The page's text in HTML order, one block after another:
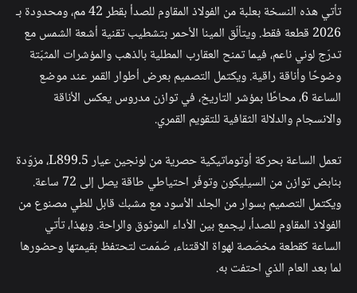
تأتي هذه النسخة بعلبة من الفولاذ المقاوم للصدأ بقطر 42 مم، ومحدودة بـ
2026 قطعة فقط. ويتألّق المينا الأحمر بتشطيب تقنية أشعة الشمس مع
تدرّج لوني ناعم، فيما تمنح العقارب المطلية بالذهب والمؤشرات المثبّتة
وضوحًا وأناقة راقية. ويكتمل التصميم بعرض أطوار القمر عند موضع
الساعة 6، محاطًا بمؤشر التاريخ، في توازن مدروس يعكس الأناقة
والانسجام والدلالة الثقافية للتقويم القمري.
تعمل الساعة بحركة أوتوماتيكية حصرية من لونجين عيار L899.5، مزوّدة
بنابض توازن من السيليكون وتوفّر احتياطي طاقة يصل إلى 72 ساعة.
ويكتمل التصميم بسوار من الجلد الأسود مع مشبك قابل للطي مصنوع من
الفولاذ المقاوم للصدأ، ليجمع بين الأداء الموثوق والراحة. وبهذا، تأتي
الساعة كقطعة مخصّصة لهواة الاقتناء، صُمّمت لتحتفظ بقيمتها وحضورها
لما بعد العام الذي احتفت به.